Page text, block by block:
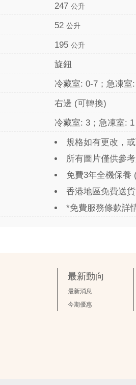
247 公升
52 公升
195 公升
旋鈕
冷藏室: 0-7；急凍室
右邊 (可轉換)
冷藏室: 3；急凍室: 1
規格如有更改，
所有圖片僅供參
免費3年全機保養
香港地區免費送貨
*免費服務條款詳
最新動向
最新消息
今期優惠